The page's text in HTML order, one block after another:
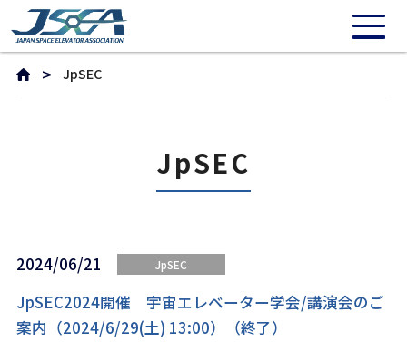
JpSEC
JpSEC
2024/06/21 JpSEC
JpSEC2024開催 宇宙エレベーター学会/講演会のご
案内（2024/6/29(土) 13:00）（終了）